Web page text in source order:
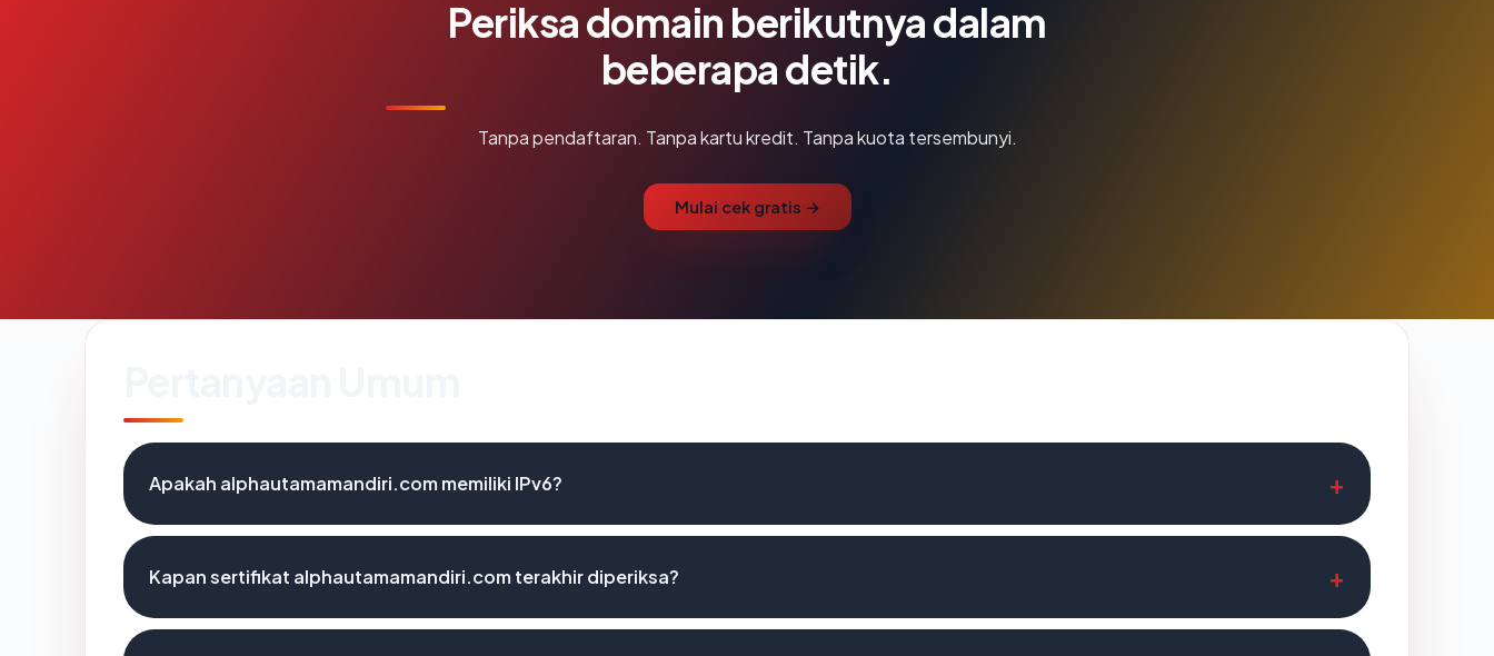
Periksa domain berikutnya dalam
beberapa detik.
Tanpa pendaftaran. Tanpa kartu kredit. Tanpa kuota tersembunyi.
Mulai cek gratis →
Apakah alphautamamandiri.com memiliki IPv6?
Kapan sertifikat alphautamamandiri.com terakhir diperiksa?